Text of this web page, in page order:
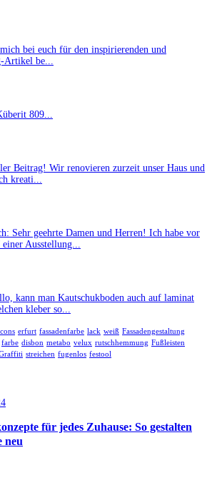
bei euch für den inspirierenden und
be...
809...
Beitrag! Wir renovieren zurzeit unser Haus und
kreati...
Sehr geehrte Damen und Herren! Ich habe vor
Ausstellung...
kann man Kautschukboden auch auf laminat
kleber so...
erfurt fassadenfarbe lack weiß Fassadengestaltung
farbe disbon metabo velux rutschhemmung Fußleisten
streichen fugenlos festool
für jedes Zuhause: So gestalten
neu